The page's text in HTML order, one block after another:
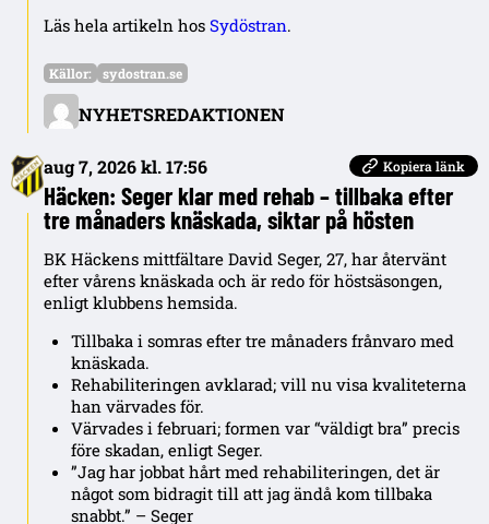
Läs hela artikeln hos Sydöstran.
NYHETSREDAKTIONEN
Källor: sydostran.se
aug 7, 2026 kl. 17:56 Kopiera länk
Häcken: Seger klar med rehab – tillbaka efter
tre månaders knäskada, siktar på hösten
BK Häckens mittfältare David Seger, 27, har återvänt
efter vårens knäskada och är redo för höstsäsongen,
enligt klubbens hemsida.
Tillbaka i somras efter tre månaders frånvaro med
knäskada.
Rehabiliteringen avklarad; vill nu visa kvaliteterna
han värvades för.
Värvades i februari; formen var “väldigt bra” precis
före skadan, enligt Seger.
”Jag har jobbat hårt med rehabiliteringen, det är
något som bidragit till att jag ändå kom tillbaka
snabbt.” – Seger